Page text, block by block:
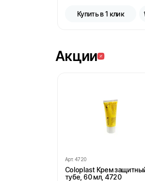
Купить в 1 клик
Акции
Арт. 4720
Coloplast Крем
тубе, 60 мл, 4720